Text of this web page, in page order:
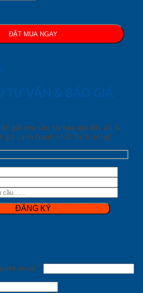
ĐẶT MUA NGAY
TƯ VẤN & BÁO GIÁ
gửi yêu cầu tải báo giá đầy đủ &
giá cạnh tranh nhất thị trường!
chỉ email *